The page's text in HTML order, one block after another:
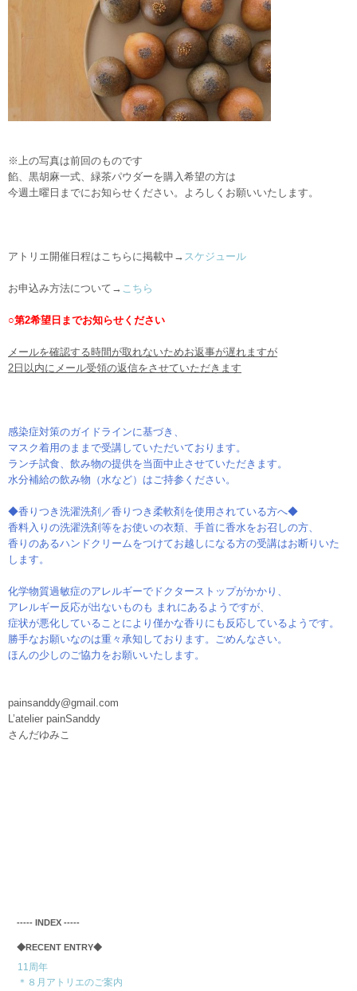
※上の写真は前回のものです
餡、黒胡麻一式、緑茶パウダーを購入希望の方は
今週土曜日までにお知らせください。よろしくお願いいたします。
アトリエ開催日程はこちらに掲載中→ スケジュール
お申込み方法について→ こちら
○第2希望日までお知らせください
メールを確認する時間が取れないためお返事が遅れますが
2日以内にメール受領の返信をさせていただきます
感染症対策のガイドラインに基づき、
マスク着用のままで受講していただいております。
ランチ試食、飲み物の提供を当面中止させていただきます。
水分補給の飲み物（水など）はご持参ください。
◆香りつき 洗濯洗剤／香りつき柔軟剤を使用されている方へ◆
香料入りの洗濯洗剤等をお使いの衣類、 手首に香水をお召しの方、
香りのあるハンドクリームをつけてお越しになる方の受講はお断りいた
します。
化学物質過敏症のアレルギーでドクターストップがかかり、
アレルギー反応が出ないものも まれにあるようですが、
症状が悪化していることにより僅かな香りにも反応しているようです。
勝手なお願いなのは重々承知しております。ごめんなさい。
ほんの少しのご協力をお願いいたします。
painsanddy@gmail.com
L’atelier painSanddy
さんだゆみこ
‐‐‐‐‐ INDEX ‐‐‐‐‐
◆RECENT ENTRY◆
11周年
＊８月アトリエのご案内